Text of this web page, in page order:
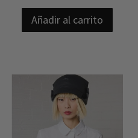
Añadir al carrito